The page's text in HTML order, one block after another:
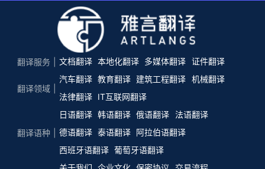
翻译服务 文档翻译 本地化翻译 多媒体翻译 证件翻译
翻译领域
汽车翻译 教育翻译 建筑工程翻译 机械翻译
法律翻译
IT互联网翻译
翻译语种
日语翻译 韩语翻译 俄语翻译
法语翻译
德语翻译 泰语翻译 阿拉伯语翻译
西班牙语翻译 葡萄牙语翻译